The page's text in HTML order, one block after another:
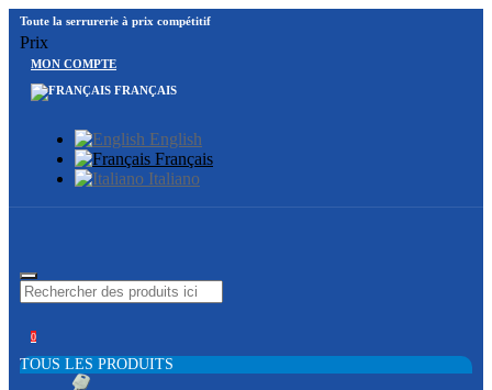
Toute la serrurerie à prix compétitif
Prix
MON COMPTE
FRANÇAIS
English
Français
Italiano
0
TOUS LES PRODUITS